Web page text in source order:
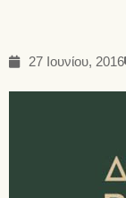
27 Ιουνίου, 2016